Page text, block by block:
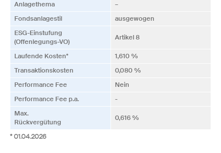
Anlagethema
–
Fonds­anlagestil
ausgewogen
ESG-Einstufung
(Offenlegungs-VO)
Artikel 8
Laufende Kosten*
1,610 %
Transaktionskosten
0,080 %
Performance Fee
Nein
Performance Fee p.a.
-
Max.
Rückvergütung
0,616 %
* 01.04.2026